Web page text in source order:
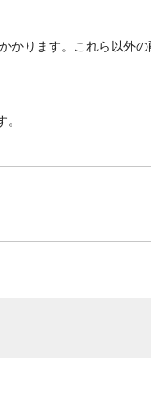
かります。これら以外